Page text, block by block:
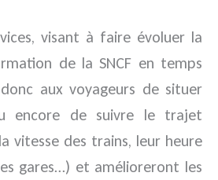
visant à faire évoluer la
de la SNCF en temps
aux voyageurs de situer
encore de suivre le trajet
vitesse des trains, leur heure
gares…) et amélioreront les